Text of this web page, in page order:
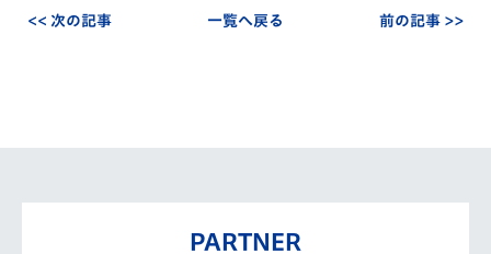
<< 次の記事 一覧へ戻る 前の記事 >>
PARTNER